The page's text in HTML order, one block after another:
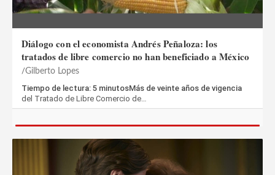
Diálogo con el economista Andrés Peñaloza: los
tratados de libre comercio no han beneficiado a México
Gilberto Lopes
Tiempo de lectura: 5 minutosMás de veinte años de vigencia
del Tratado de Libre Comercio de…